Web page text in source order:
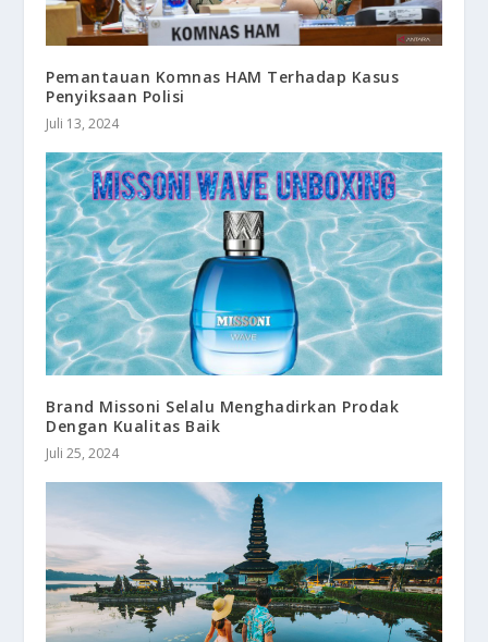
Pemantauan Komnas HAM Terhadap Kasus
Penyiksaan Polisi
Juli 13, 2024
Brand Missoni Selalu Menghadirkan Prodak
Dengan Kualitas Baik
Juli 25, 2024